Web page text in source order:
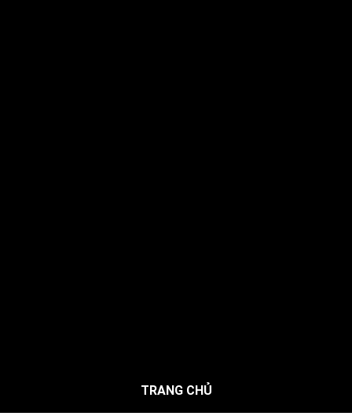
TRANG CHỦ